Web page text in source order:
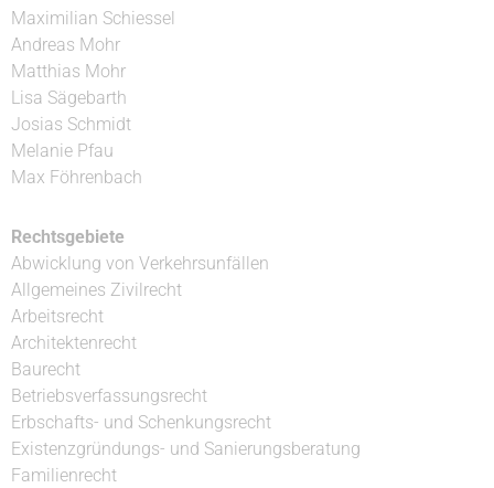
Maximilian Schiessel
Andreas Mohr
Matthias Mohr
Lisa Sägebarth
Josias Schmidt
Melanie Pfau
Max Föhrenbach
Rechtsgebiete
Abwicklung von Verkehrsunfällen
Allgemeines Zivilrecht
Arbeitsrecht
Architektenrecht
Baurecht
Betriebsverfassungsrecht
Erbschafts- und Schenkungsrecht
Existenzgründungs- und Sanierungsberatung
Familienrecht